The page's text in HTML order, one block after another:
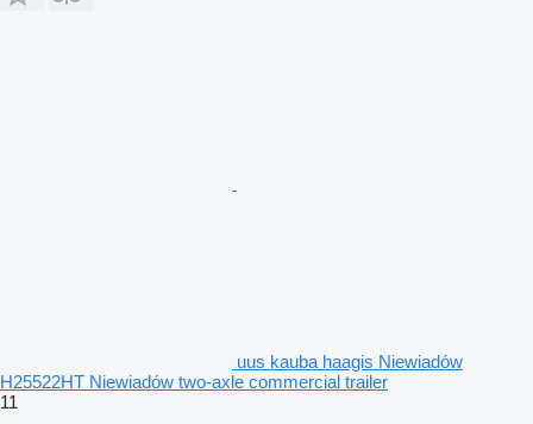
uus kauba haagis Niewiadów
H25522HT Niewiadów two-axle commercial trailer
11